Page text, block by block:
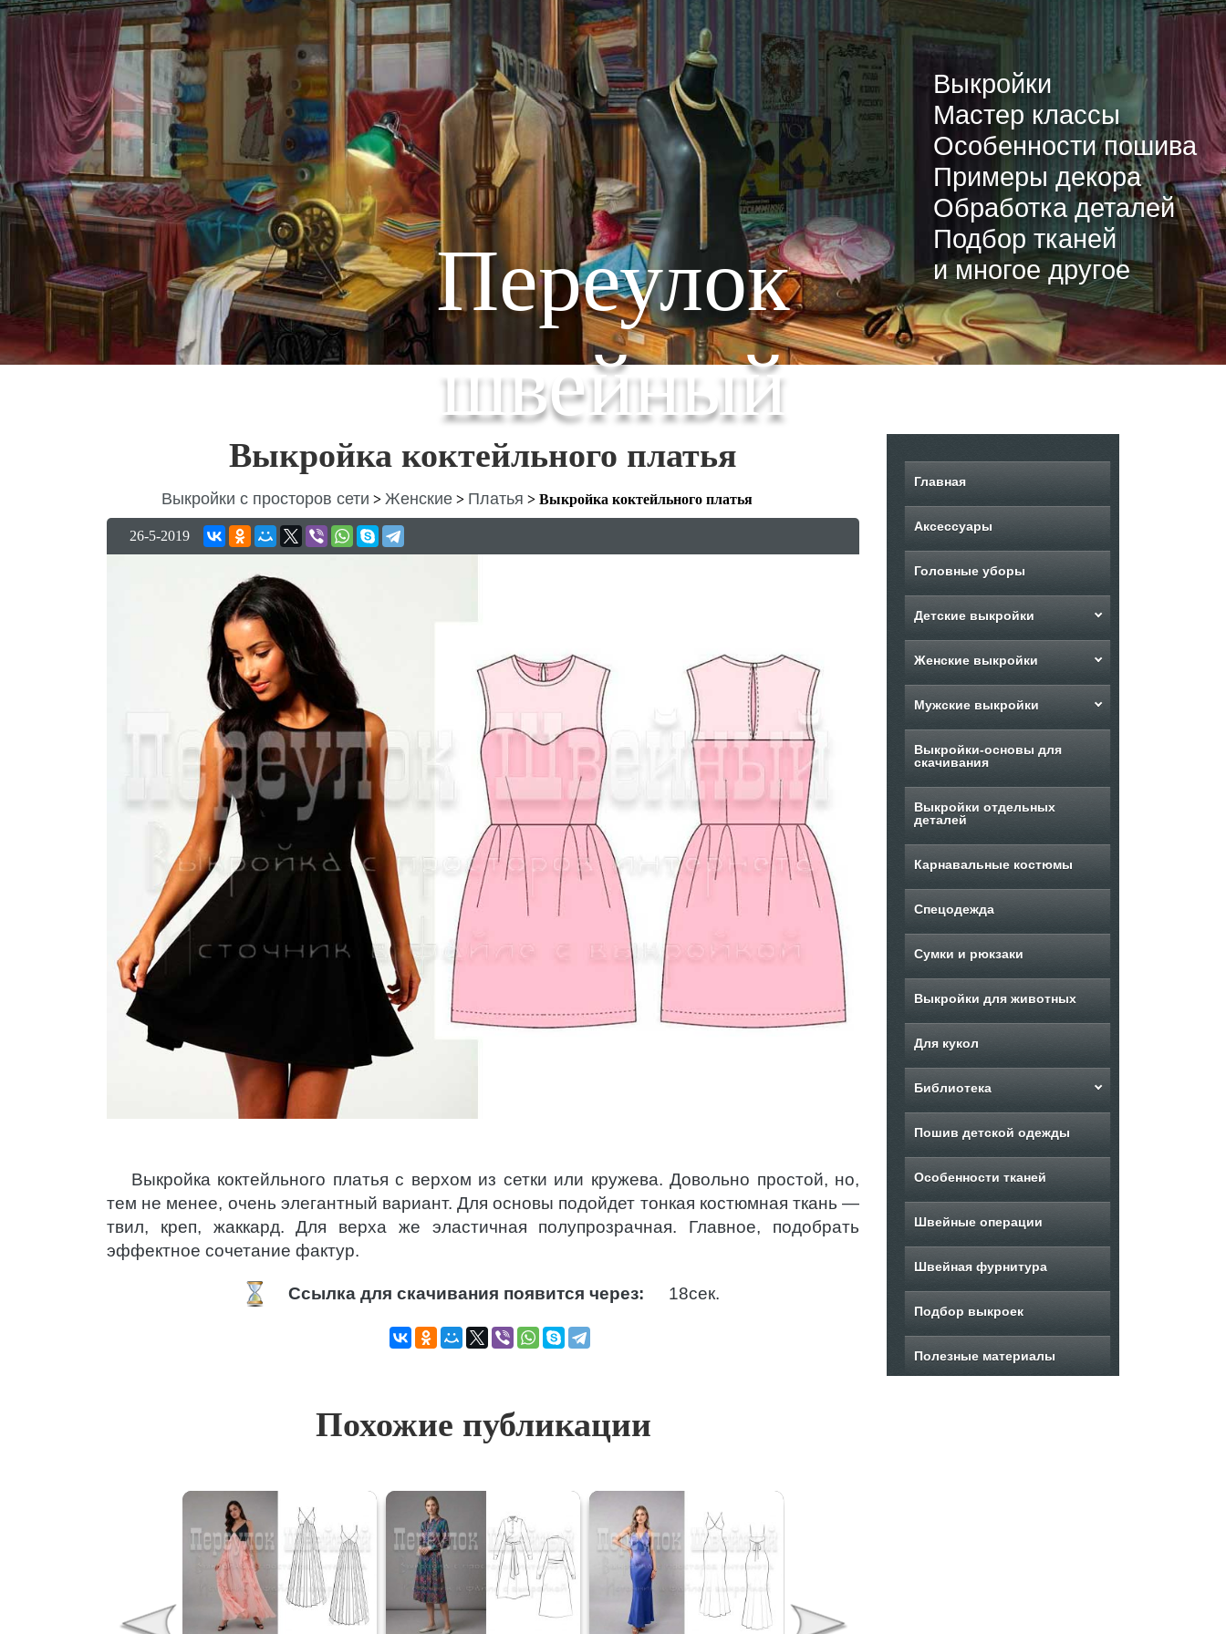
Переулок
швейный
Выкройки
Мастер классы
Особенности пошива
Примеры декора
Обработка деталей
Подбор тканей
и многое другое
Выкройка коктейльного платья
Выкройки с просторов сети > Женские > Платья > Выкройка коктейльного платья
26-5-2019
Выкройка коктейльного платья с верхом из сетки или кружева. Довольно простой, но,
тем не менее, очень элегантный вариант. Для основы подойдет тонкая костюмная ткань —
твил, креп, жаккард. Для верха же эластичная полупрозрачная. Главное, подобрать
эффектное сочетание фактур.
Ссылка для скачивания появится через: 18сек.
Похожие публикации
Главная
Аксессуары
Головные уборы
Детские выкройки
Женские выкройки
Мужские выкройки
Выкройки-основы для
скачивания
Выкройки отдельных
деталей
Карнавальные костюмы
Спецодежда
Сумки и рюкзаки
Выкройки для животных
Для кукол
Библиотека
Пошив детской одежды
Особенности тканей
Швейные операции
Швейная фурнитура
Подбор выкроек
Полезные материалы